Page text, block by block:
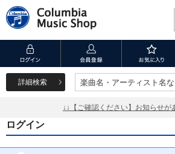
詳細検索 楽曲名・アーティスト名
楽曲名・アーティスト名
↓↓【ご確認ください】お知らせが
ログイン